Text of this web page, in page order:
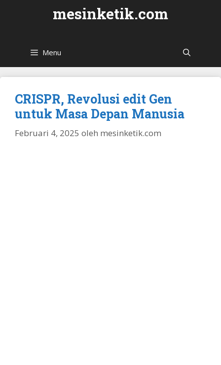
mesinketik.com
Menu
CRISPR, Revolusi edit Gen
untuk Masa Depan Manusia
Februari 4, 2025 oleh mesinketik.com